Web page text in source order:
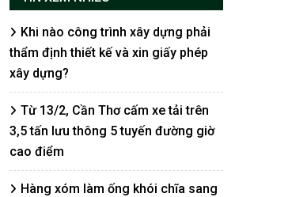
Khi nào công trình xây dựng phải
thẩm định thiết kế và xin giấy phép
xây dựng?
Từ 13/2, Cần Thơ cấm xe tải trên
3,5 tấn lưu thông 5 tuyến đường giờ
cao điểm
Hàng xóm làm ống khói chĩa sang